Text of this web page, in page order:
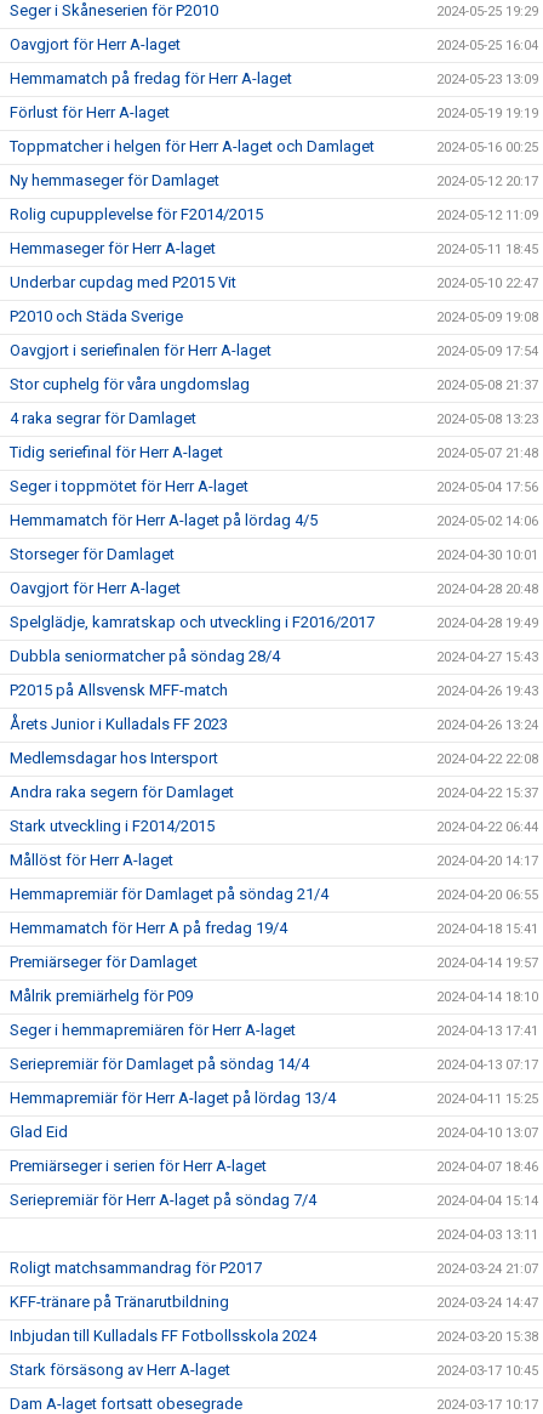
Seger i Skåneserien för P2010 2024-05-25 19:29
Oavgjort för Herr A-laget 2024-05-25 16:04
Hemmamatch på fredag för Herr A-laget 2024-05-23 13:09
Förlust för Herr A-laget 2024-05-19 19:19
Toppmatcher i helgen för Herr A-laget och Damlaget 2024-05-16 00:25
Ny hemmaseger för Damlaget 2024-05-12 20:17
Rolig cupupplevelse för F2014/2015 2024-05-12 11:09
Hemmaseger för Herr A-laget 2024-05-11 18:45
Underbar cupdag med P2015 Vit 2024-05-10 22:47
P2010 och Städa Sverige 2024-05-09 19:08
Oavgjort i seriefinalen för Herr A-laget 2024-05-09 17:54
Stor cuphelg för våra ungdomslag 2024-05-08 21:37
4 raka segrar för Damlaget 2024-05-08 13:23
Tidig seriefinal för Herr A-laget 2024-05-07 21:48
Seger i toppmötet för Herr A-laget 2024-05-04 17:56
Hemmamatch för Herr A-laget på lördag 4/5 2024-05-02 14:06
Storseger för Damlaget 2024-04-30 10:01
Oavgjort för Herr A-laget 2024-04-28 20:48
Spelglädje, kamratskap och utveckling i F2016/2017 2024-04-28 19:49
Dubbla seniormatcher på söndag 28/4 2024-04-27 15:43
P2015 på Allsvensk MFF-match 2024-04-26 19:43
Årets Junior i Kulladals FF 2023 2024-04-26 13:24
Medlemsdagar hos Intersport 2024-04-22 22:08
Andra raka segern för Damlaget 2024-04-22 15:37
Stark utveckling i F2014/2015 2024-04-22 06:44
Mållöst för Herr A-laget 2024-04-20 14:17
Hemmapremiär för Damlaget på söndag 21/4 2024-04-20 06:55
Hemmamatch för Herr A på fredag 19/4 2024-04-18 15:41
Premiärseger för Damlaget 2024-04-14 19:57
Målrik premiärhelg för P09 2024-04-14 18:10
Seger i hemmapremiären för Herr A-laget 2024-04-13 17:41
Seriepremiär för Damlaget på söndag 14/4 2024-04-13 07:17
Hemmapremiär för Herr A-laget på lördag 13/4 2024-04-11 15:25
Glad Eid 2024-04-10 13:07
Premiärseger i serien för Herr A-laget 2024-04-07 18:46
Seriepremiär för Herr A-laget på söndag 7/4 2024-04-04 15:14
2024-04-03 13:11
Roligt matchsammandrag för P2017 2024-03-24 21:07
KFF-tränare på Tränarutbildning 2024-03-24 14:47
Inbjudan till Kulladals FF Fotbollsskola 2024 2024-03-20 15:38
Stark försäsong av Herr A-laget 2024-03-17 10:45
Dam A-laget fortsatt obesegrade 2024-03-17 10:17